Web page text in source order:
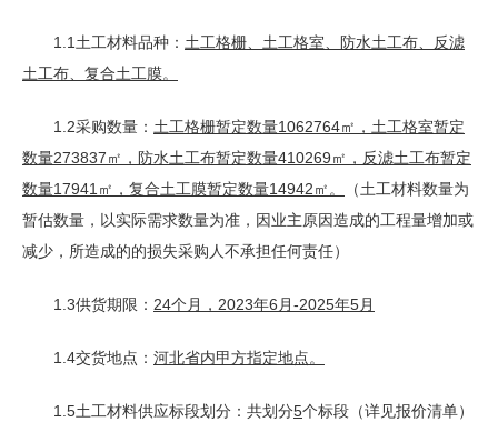
1.1土工材料品种： 土工格栅、土工格室、防水土工布、反滤
土工布、复合土工膜。
1.2采购数量： 土工格栅暂定数量1062764㎡， 土工格室暂定
数量273837㎡， 防水土工布暂定数量410269㎡， 反滤土工布暂定
数量17941㎡， 复合土工膜暂定数量14942㎡。
（土工材料数量为
暂估数量，以实际需求数量为准，因业主原因造成的工程量增加或
减少，所造成的的损失采购人不承担任何责任）
1.3供货期限： 24个月 ， 2023年6月-2025年5月
1.4交货地点： 河北省内甲方指定地点。
1.5土工材料供应标段划分：共划分5个标段（详见报价清单）